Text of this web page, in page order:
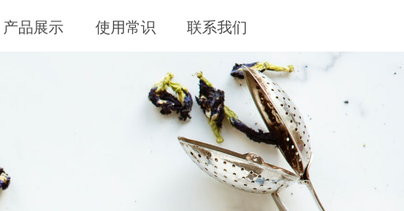
产品展示 使用常识 联系我们